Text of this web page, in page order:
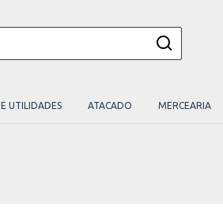
UTILIDADES ATACADO MERCEARIA